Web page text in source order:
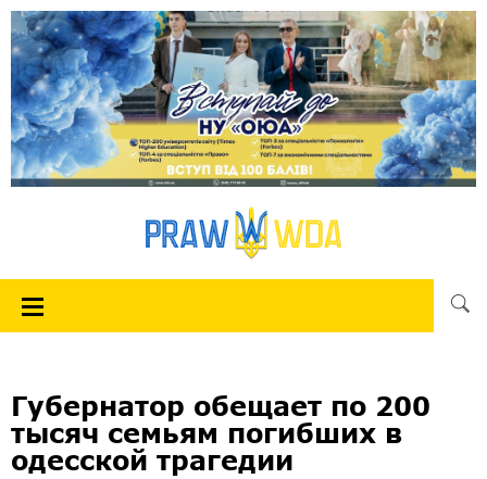
Губернатор обещает по 200
тысяч семьям погибших в
одесской трагедии